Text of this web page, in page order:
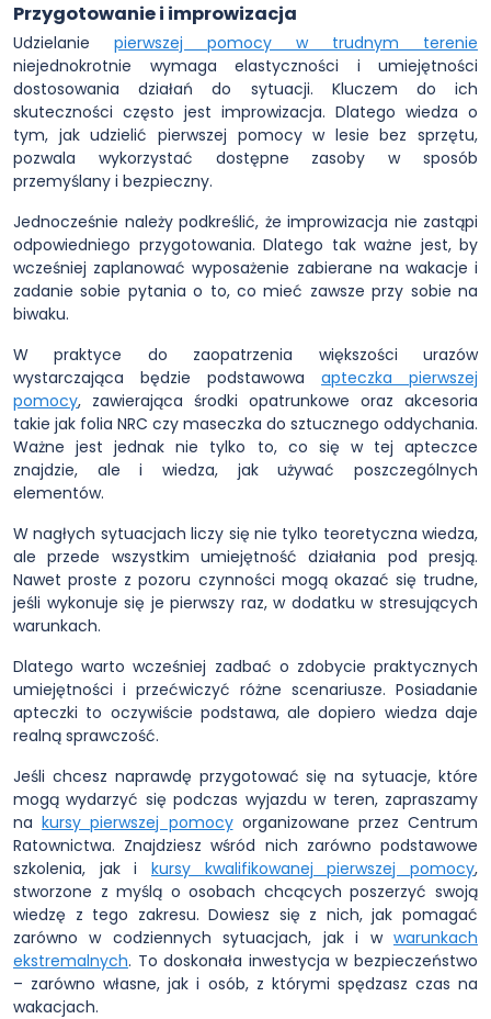
Przygotowanie i improwizacja
Udzielanie pierwszej pomocy w trudnym terenie
niejednokrotnie wymaga elastyczności i umiejętności
dostosowania działań do sytuacji. Kluczem do ich
skuteczności często jest improwizacja. Dlatego wiedza o
tym, jak udzielić pierwszej pomocy w lesie bez sprzętu,
pozwala wykorzystać dostępne zasoby w sposób
przemyślany i bezpieczny.
Jednocześnie należy podkreślić, że improwizacja nie zastąpi
odpowiedniego przygotowania. Dlatego tak ważne jest, by
wcześniej zaplanować wyposażenie zabierane na wakacje i
zadanie sobie pytania o to, co mieć zawsze przy sobie na
biwaku.
W praktyce do zaopatrzenia większości urazów
wystarczająca będzie podstawowa apteczka pierwszej
pomocy, zawierająca środki opatrunkowe oraz akcesoria
takie jak folia NRC czy maseczka do sztucznego oddychania.
Ważne jest jednak nie tylko to, co się w tej apteczce
znajdzie, ale i wiedza, jak używać poszczególnych
elementów.
W nagłych sytuacjach liczy się nie tylko teoretyczna wiedza,
ale przede wszystkim umiejętność działania pod presją.
Nawet proste z pozoru czynności mogą okazać się trudne,
jeśli wykonuje się je pierwszy raz, w dodatku w stresujących
warunkach.
Dlatego warto wcześniej zadbać o zdobycie praktycznych
umiejętności i przećwiczyć różne scenariusze. Posiadanie
apteczki to oczywiście podstawa, ale dopiero wiedza daje
realną sprawczość.
Jeśli chcesz naprawdę przygotować się na sytuacje, które
mogą wydarzyć się podczas wyjazdu w teren, zapraszamy
nakursy pierwszej pomocyorganizowane przez Centrum
Ratownictwa. Znajdziesz wśród nich zarówno podstawowe
szkolenia, jak i kursy kwalifikowanej pierwszej pomocy,
stworzone z myślą o osobach chcących poszerzyć swoją
wiedzę z tego zakresu. Dowiesz się z nich, jak pomagać
zarówno w codziennych sytuacjach, jak i w warunkach
ekstremalnych. To doskonała inwestycja w bezpieczeństwo
– zarówno własne, jak i osób, z którymi spędzasz czas na
wakacjach.